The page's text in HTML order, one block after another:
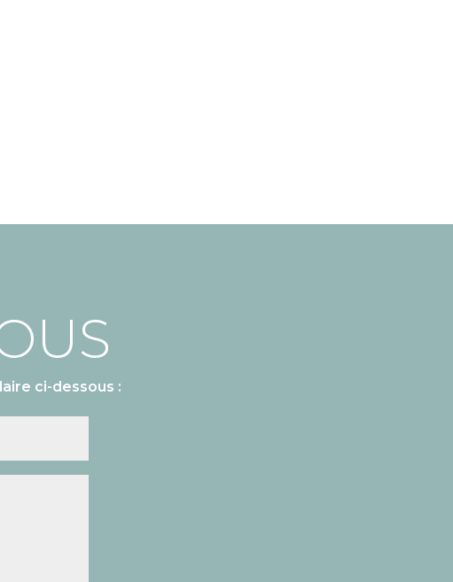
ci-dessous :